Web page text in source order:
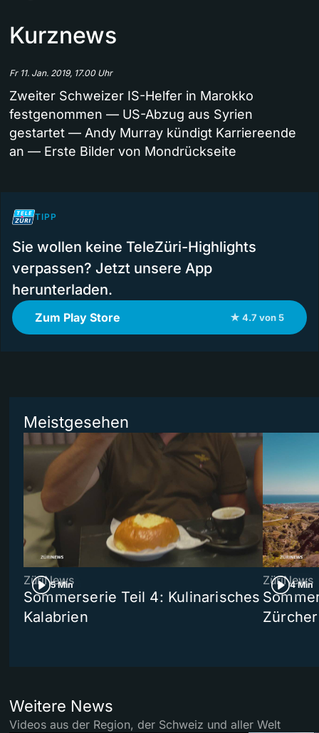
Kurznews
Fr 11. Jan. 2019, 17.00 Uhr
Zweiter Schweizer IS-Helfer in Marokko
festgenommen — US-Abzug aus Syrien
gestartet — Andy Murray kündigt Karriereende
an — Erste Bilder von Mondrückseite
TIPP
Sie wollen keine TeleZüri-Highlights
verpassen? Jetzt unsere App
herunterladen.
Zum Play Store ★ 4.7 von 5
Meistgesehen
5 Min
ZüriNews
Sommerserie Teil 4: Kulinarisches
Kalabrien
4 Min
ZüriNews
Weitere News
Videos aus der Region, der Schweiz und aller Welt